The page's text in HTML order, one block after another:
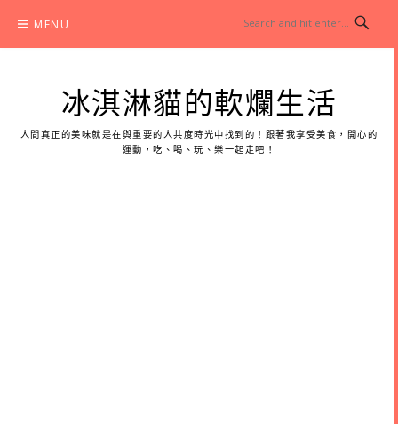
content
MENU
冰淇淋貓的軟爛生活
人間真正的美味就是在與重要的人共度時光中找到的！跟著我享受美食，開心的
運動，吃、喝、玩、樂一起走吧！